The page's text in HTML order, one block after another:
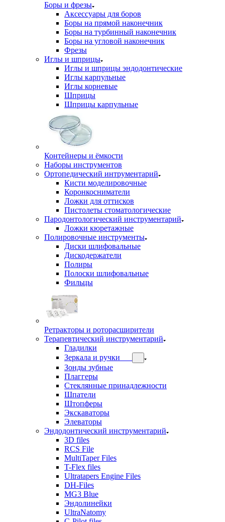
Боры и фрезы
Аксессуары для боров
Боры на прямой наконечник
Боры на турбинный наконечник
Боры на угловой наконечник
Фрезы
Иглы и шприцы
Иглы и шприцы эндодонтические
Иглы карпульные
Иглы корневые
Шприцы
Шприцы карпульные
Контейнеры и ёмкости
Наборы инструментов
Ортопедический интрументарий
Кисти моделировочные
Коронкосниматели
Ложки для оттисков
Пистолеты стоматологические
Пародонтологический инструментарий
Ложки кюретажные
Полировочные инструменты
Диски шлифовальные
Дискодержатели
Полиры
Полоски шлифовальные
Фильцы
Ретракторы и роторасширители
Терапевтический инструментарий
Гладилки
Зеркала и ручки
Зонды зубные
Плаггеры
Стеклянные принадлежности
Шпатели
Штопферы
Экскаваторы
Элеваторы
Эндодонтический инструментарий
3D files
RCS File
MultiTaper Files
T-Flex files
Ultratapers Engine Files
DH-Files
MG3 Blue
Эндолинейки
UltraNatomy